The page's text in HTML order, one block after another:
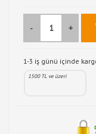
- +
1-3 iş günü içinde
1500 TL ve üzeri